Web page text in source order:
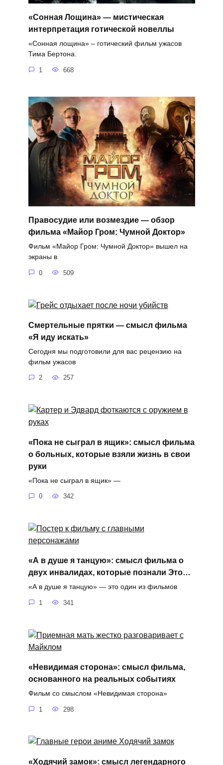
«Сонная Лощина» — мистическая
интерпретация готической новеллы
«Сонная лощина» – готический фильм ужасов
Тима Бертона.
1 668
Правосудие или возмездие — обзор
фильма «Майор Гром: Чумной Доктор»
Фильм «Майор Гром: Чумной Доктор» вышел на
экраны в
0 509
Смертельные прятки — смысл фильма
«Я иду искать»
Сегодня мы подготовили для вас рецензию на
фильм ужасов
2 257
«Пока не сыграл в ящик»: смысл фильма
о больных, которые взяли жизнь в свои
руки
«Пока не сыграл в ящик» —
0 342
«А в душе я танцую»: смысл фильма о
двух инвалидах, которые познали Это…
«А в душе я танцую» — это один из фильмов
1 341
«Невидимая сторона»: смысл фильма,
основанного на реальных событиях
Фильм со смыслом «Невидимая сторона»
1 298
«Ходячий замок»: смысл легендарного